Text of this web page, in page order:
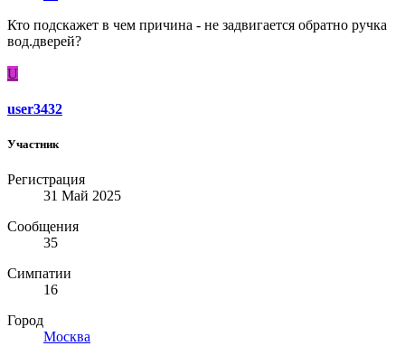
Кто подскажет в чем причина - не задвигается обратно ручка
вод.дверей?
U
user3432
Участник
Регистрация
31 Май 2025
Сообщения
35
Симпатии
16
Город
Москва